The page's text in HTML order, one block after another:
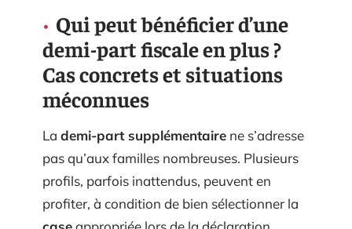
Qui peut bénéficier d’une
demi-part fiscale en plus ?
Cas concrets et situations
méconnues
La demi-part supplémentaire ne s’adresse
pas qu’aux familles nombreuses. Plusieurs
profils, parfois inattendus, peuvent en
profiter, à condition de bien sélectionner la